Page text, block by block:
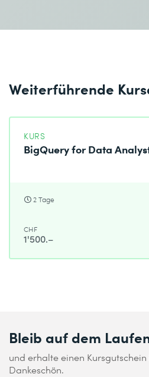
Weiterführende
KURS
BigQuery for Data
2 Tage
CHF
1'500.–
Bleib auf dem
und erhalte einen
Dankeschön.